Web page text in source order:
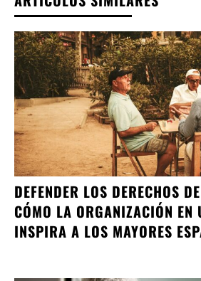
DEFENDER LOS DERECHOS
CÓMO LA ORGANIZACIÓN EN
INSPIRA A LOS MAYORES